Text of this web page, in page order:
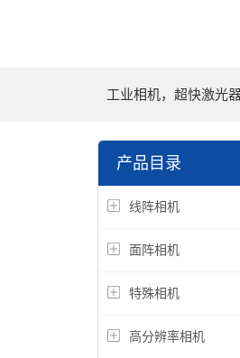
工业相机，超快激光
产品目录
线阵相机
面阵相机
特殊相机
高分辨率相机